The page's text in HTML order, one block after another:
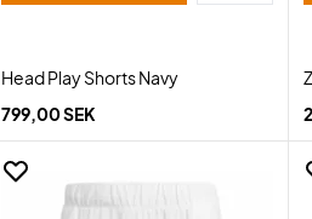
Head Play Shorts Navy
799,00 SEK